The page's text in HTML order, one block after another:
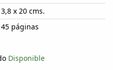
x 20 cms.
páginas
Disponible